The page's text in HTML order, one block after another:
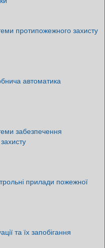
протипожежного захисту
автоматика
забезпечення
прилади пожежної
та їх запобігання